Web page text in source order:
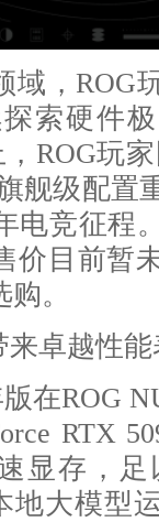
，ROG
索硬件
ROG玩
舰级配置
电竞征程
价目前暂
。
卓越性能
ROG
RTX
显存，
地大模型